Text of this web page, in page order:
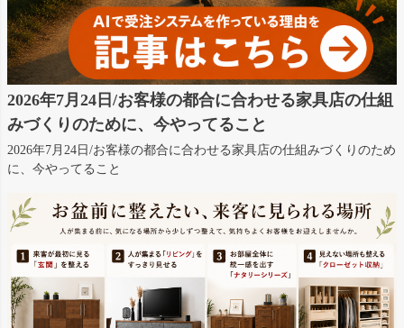
2026年7月24日/お客様の都合に合わせる家具店の仕組
みづくりのために、今やってること
2026年7月24日/お客様の都合に合わせる家具店の仕組みづくりのため
に、今やってること